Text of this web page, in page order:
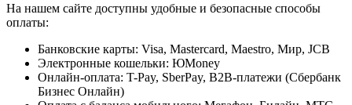
На нашем сайте доступны удобные и безопасные способы
оплаты:
Банковские карты: Visa, Mastercard, Maestro, Мир, JCB
Электронные кошельки: ЮMoney
Онлайн-оплата: T-Pay, SberPay, B2B-платежи (Сбербанк
Бизнес Онлайн)